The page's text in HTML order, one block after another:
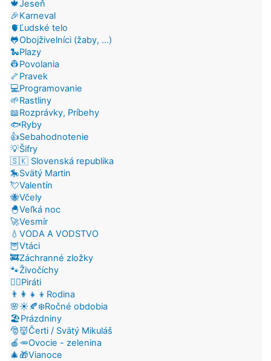
🍁Jeseň
🎉Karneval
🫀Ľudské telo
🐸Obojživelníci (žaby, ...)
🐍Plazy
👷Povolania
🦴Pravek
💻Programovanie
🌱Rastliny
📖Rozprávky, Príbehy
🐟Ryby
👍Sebahodnotenie
💡Šifry
🇸🇰 Slovenská republika
🎠Svätý Martin
💘Valentín
🐝Včely
🐣Veľká noc
🚀Vesmír
💧VODA A VODSTVO
🦉Vtáci
🚒Záchranné zložky
🐾Živočíchy
🏴‍☠️Piráti
👨‍👩‍👧‍👦Rodina
🌸☀️🍂❄️Ročné obdobia
🏖️Prázdniny
🎅👹Čerti / Svätý Mikuláš
🍎🥕Ovocie - zelenina
🎄🎁Vianoce